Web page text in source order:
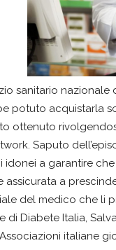
sanitario nazionale
potuto acquistarla
ottenuto
Saputo
a garantire
assicurata a
del medico che li
di Diabete Italia,
italiane